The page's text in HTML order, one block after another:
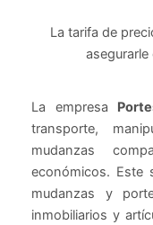
La tarifa de
La empresa
transporte,
mudanzas
económicos. Este
mudanzas y
inmobiliarios y